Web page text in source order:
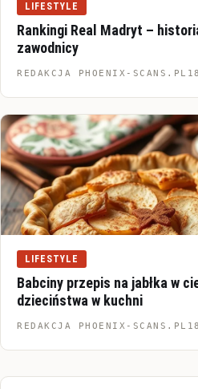
LIFESTYLE
Rankingi Real Madryt –
zawodnicy
REDAKCJA PHOENIX-SCANS.PL
LIFESTYLE
Babciny przepis na jabłka w
dzieciństwa w kuchni
REDAKCJA PHOENIX-SCANS.PL